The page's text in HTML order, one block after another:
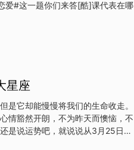
的说法。阴阳五行的变化，具有十
好有坏每十年的大运对于自己来说
#这一题你们来答[酷]课代表在哪
星座
是它却能慢慢将我们的生命收走。
情豁然开朗，不为昨天而懊恼，不
是说运势吧，就说说从3月25日开
座白羊座的朋友从3月25日开始，